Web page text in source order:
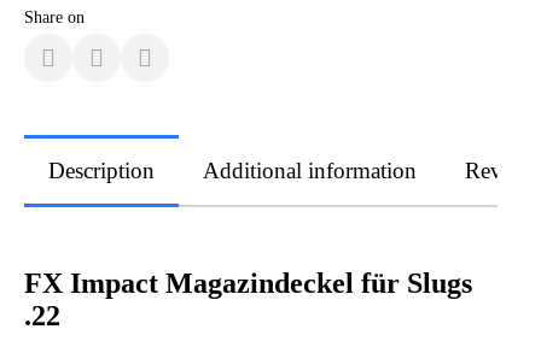
Share on
Description Additional information
FX Impact Magazindeckel für Slugs
.22